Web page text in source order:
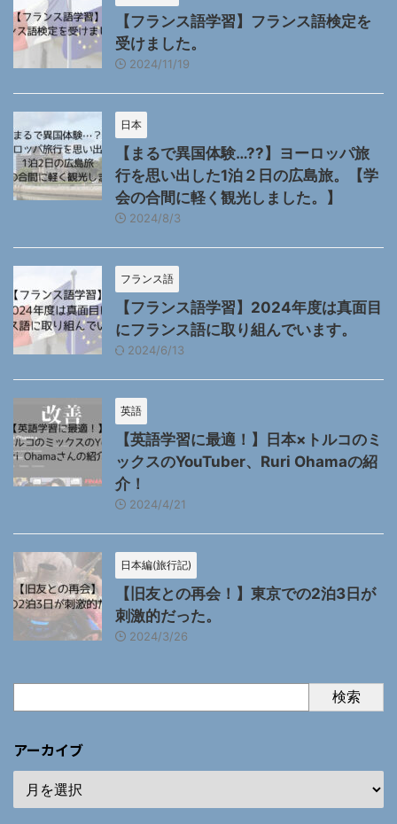
【フランス語学習】フランス語検定を
受けました。
2024/11/19
日本
【まるで異国体験…??】ヨーロッパ旅
行を思い出した1泊２日の広島旅。【学
会の合間に軽く観光しました。】
2024/8/3
フランス語
【フランス語学習】2024年度は真面目
にフランス語に取り組んでいます。
2024/6/13
英語
【英語学習に最適！】日本×トルコのミ
ックスのYouTuber、Ruri Ohamaの紹
介！
2024/4/21
日本編(旅行記)
【旧友との再会！】東京での2泊3日が
刺激的だった。
2024/3/26
検索
アーカイブ